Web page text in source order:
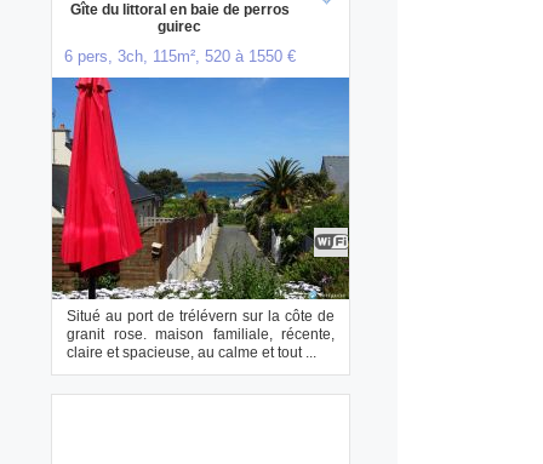
Gîte du littoral en baie de perros
guirec
6 pers, 3ch, 115m², 520 à 1550 €
Situé au port de trélévern sur la côte de
granit rose. maison familiale, récente,
claire et spacieuse, au calme et tout ...